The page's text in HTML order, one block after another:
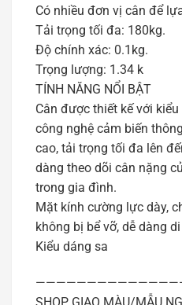
Có nhiều đơn vị cân để
Tải trọng tối đa: 180kg.
Độ chính xác: 0.1kg.
Trọng lượng: 1.34 k
TÍNH NĂNG NỔI BẬT
Cân được thiết kế với
công nghệ cảm biến
cao, tải trọng tối đa lên
dàng theo dõi cân nặng
trong gia đình.
Mặt kính cường lực dày,
không bị bể vỡ, dễ dàng
Kiểu dáng sa